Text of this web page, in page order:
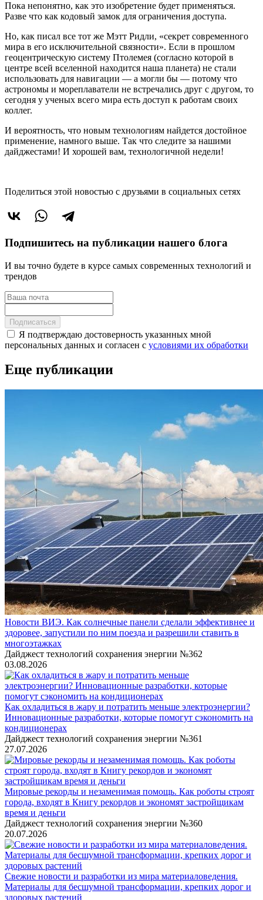
Пока непонятно, как это изобретение будет применяться.
Разве что как кодовый замок для ограничения доступа.
Но, как писал все тот же Мэтт Ридли, «секрет современного
мира в его исключительной связности». Если в прошлом
геоцентрическую систему Птолемея (согласно которой в
центре всей вселенной находится наша планета) не стали
использовать для навигации — а могли бы — потому что
астрономы и мореплаватели не встречались друг с другом, то
сегодня у ученых всего мира есть доступ к работам своих
коллег.
И вероятность, что новым технологиям найдется достойное
применение, намного выше. Так что следите за нашими
дайджестами! И хорошей вам, технологичной недели!
Поделиться этой новостью с друзьями в социальных сетях
Подпишитесь на публикации нашего блога
И вы точно будете в курсе самых современных технологий и
трендов
Подписаться
Я подтверждаю достоверность указанных мной
персональных данных и согласен с условиями их обработки
Еще публикации
Новости ВИЭ. Как солнечные панели сделали эффективнее и
здоровее, запустили по ним поезда и разрешили ставить в
многоэтажках
Дайджест технологий сохранения энергии №362
03.08.2026
Как охладиться в жару и потратить меньше электроэнергии?
Инновационные разработки, которые помогут сэкономить на
кондиционерах
Дайджест технологий сохранения энергии №361
27.07.2026
Мировые рекорды и незаменимая помощь. Как роботы строят
города, входят в Книгу рекордов и экономят застройщикам
время и деньги
Дайджест технологий сохранения энергии №360
20.07.2026
Свежие новости и разработки из мира материаловедения.
Материалы для бесшумной трансформации, крепких дорог и
здоровых растений